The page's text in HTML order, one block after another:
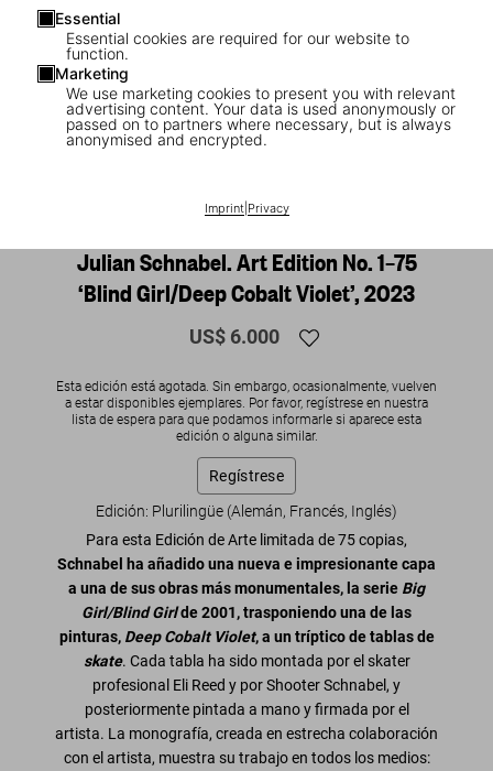
Essential
Essential cookies are required for our website to
function.
Marketing
We use marketing cookies to present you with relevant
advertising content. Your data is used anonymously or
passed on to partners where necessary, but is always
anonymised and encrypted.
Imprint| Privacy
Julian Schnabel. Art Edition No. 1–75
‘Blind Girl/Deep Cobalt Violet’, 2023
US$ 6.000
Esta edición está agotada. Sin embargo, ocasionalmente, vuelven
a estar disponibles ejemplares. Por favor, regístrese en nuestra
lista de espera para que podamos informarle si aparece esta
edición o alguna similar.
Regístrese
Edición: Plurilingüe (Alemán, Francés, Inglés)
Para esta Edición de Arte limitada de 75 copias,
Schnabel ha añadido una nueva e impresionante capa
a una de sus obras más monumentales, la serie Big
Girl/Blind Girlde 2001, trasponiendo una de las
pinturas, Deep Cobalt Violet, a un tríptico de tablas de
skate. Cada tabla ha sido montada por el skater
profesional Eli Reed y por Shooter Schnabel, y
posteriormente pintada a mano y firmada por el
artista. La monografía, creada en estrecha colaboración
con el artista, muestra su trabajo en todos los medios: